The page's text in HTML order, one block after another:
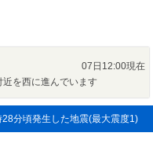
07日12:00現在
を西に進んでいます
28分頃発生した地震(最大震度1)